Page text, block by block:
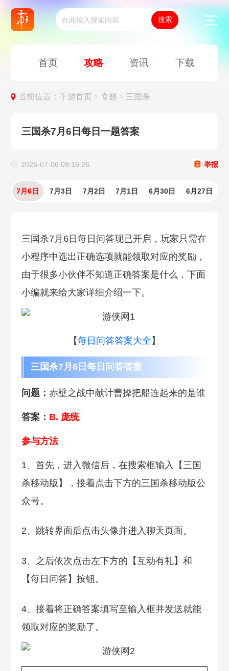
首页 攻略 资讯 下载
当前位置：手游首页 >专题 > 三国杀
三国杀7月6日每日一题答案
2026-07-06 09:16:26 举报
7月6日 7月3日 7月2日 7月1日 6月30日 6月27日
三国杀7月6日每日问答现已开启，玩家只需在
小程序中选出正确选项就能领取对应的奖励，
由于很多小伙伴不知道正确答案是什么，下面
小编就来给大家详细介绍一下。
【每日问答答案大全 】
三国杀7月6日每日问答答案
问题： 赤壁之战中献计曹操把船连起来的是谁
答案： B. 庞统
参与方法
1、首先，进入微信后，在搜索框输入【三国
杀移动版】，接着点击下方的三国杀移动版公
众号。
2、跳转界面后点击头像并进入聊天页面。
3、之后依次点击左下方的【互动有礼】和
【每日问答】按钮。
4、接着将正确答案填写至输入框并发送就能
领取对应的奖励了。